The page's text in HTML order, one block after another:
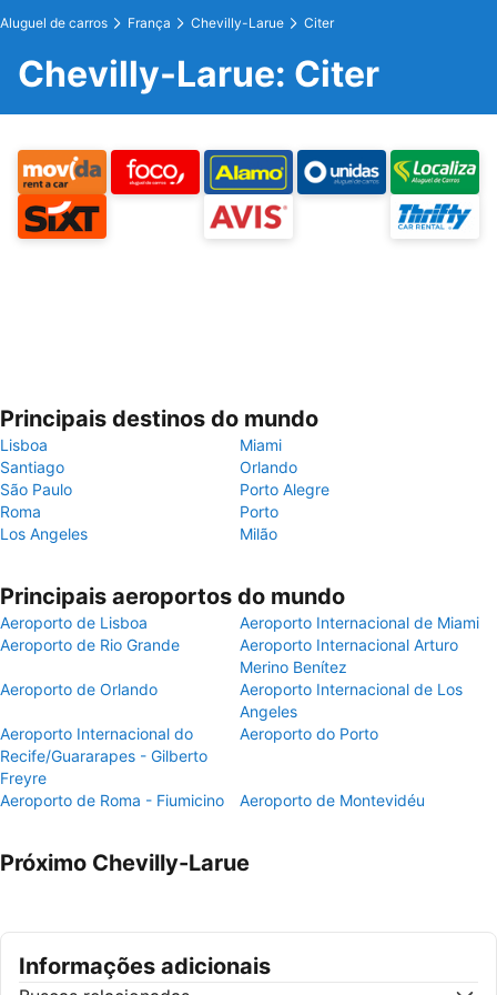
Aluguel de carros França Chevilly-Larue Citer
Chevilly-Larue: Citer
Principais destinos do mundo
Lisboa
Miami
Santiago
Orlando
São Paulo
Porto Alegre
Roma
Porto
Los Angeles
Milão
Principais aeroportos do mundo
Aeroporto de Lisboa
Aeroporto Internacional de Miami
Aeroporto de Rio Grande
Aeroporto Internacional Arturo
Merino Benítez
Aeroporto de Orlando
Aeroporto Internacional de Los
Angeles
Aeroporto Internacional do
Recife/Guararapes - Gilberto
Freyre
Aeroporto do Porto
Aeroporto de Roma - Fiumicino Aeroporto de Montevidéu
Próximo Chevilly-Larue
Informações adicionais